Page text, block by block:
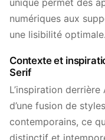
unique permet des
numériques aux
une lisibilité optimale.
Contexte et
Serif
L’inspiration
d’une fusion de
contemporains, ce
distinctif et